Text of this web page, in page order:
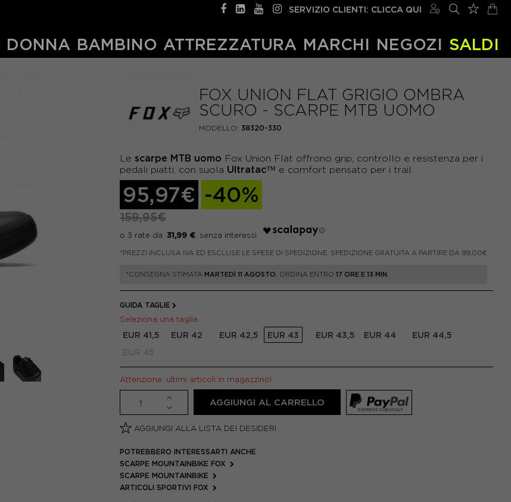
SERVIZIO CLIENTI: CLICCA QUI
DONNA BAMBINO ATTREZZATURA MARCHI NEGOZI SALDI
FOX UNION FLAT GRIGIO OMBRA
SCURO - SCARPE MTB UOMO
MODELLO: 38320-330
Le scarpe MTB uomo Fox Union Flat offrono grip, controllo e resistenza per i
pedali piatti, con suola Ultratac™ e comfort pensato per i trail.
95,97€ -40%
159,95€
31,99 €
*PREZZI INCLUSA IVA ED ESCLUSE LE SPESE DI SPEDIZIONE. SPEDIZIONE GRATUITA A PARTIRE DA 99,00€
*CONSEGNA STIMATA MARTEDÌ 11 AGOSTO. ORDINA ENTRO 17 ORE E 13 MIN.
GUIDA TAGLIE
Seleziona una taglia
EUR 41,5 EUR 42 EUR 42,5 EUR 43 EUR 43,5 EUR 44
EUR 44,5
Attenzione: ultimi articoli in magazzino!
AGGIUNGI AL CARRELLO
AGGIUNGI ALLA LISTA DEI DESIDERI
POTREBBERO INTERESSARTI ANCHE
SCARPE MOUNTAINBIKE FOX
SCARPE MOUNTAINBIKE
ARTICOLI SPORTIVI FOX